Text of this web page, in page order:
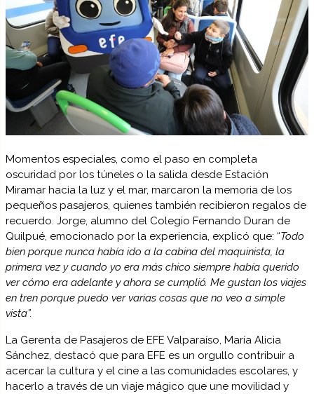
Momentos especiales, como el paso en completa
oscuridad por los túneles o la salida desde Estación
Miramar hacia la luz y el mar, marcaron la memoria de los
pequeños pasajeros, quienes también recibieron regalos de
recuerdo. Jorge, alumno del Colegio Fernando Duran de
Quilpué, emocionado por la experiencia, explicó que: “Todo
bien porque nunca había ido a la cabina del maquinista, la
primera vez y cuando yo era más chico siempre había querido
ver cómo era adelante y ahora se cumplió. Me gustan los viajes
en tren porque puedo ver varias cosas que no veo a simple
vista”.
La Gerenta de Pasajeros de EFE Valparaíso, María Alicia
Sánchez, destacó que para EFE es un orgullo contribuir a
acercar la cultura y el cine a las comunidades escolares, y
hacerlo a través de un viaje mágico que une movilidad y